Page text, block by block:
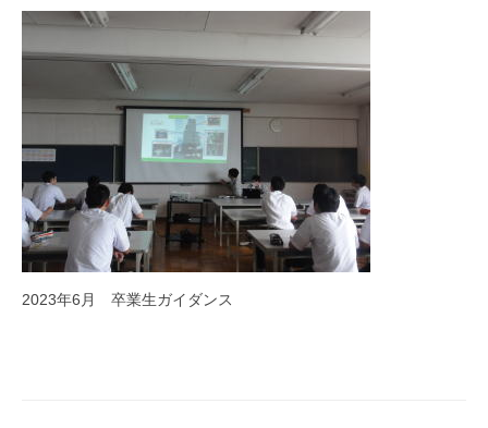
2023年6月 卒業生ガイダンス